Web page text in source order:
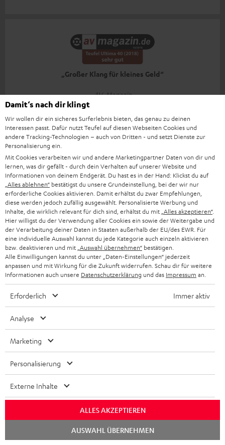
„Großer Klang für kleines Geld“
AV-Magazin
Mehr...
Zubehör
Notwendiges Zubehör
Bitte prüfe, ob benötigte Verbindungskabel im
Lieferumfang enthalten sind.
DENON DRA-900H
Receiver der Spitzenklasse mit
145 Watt pro Kanal an 6 Ohm,
USB-Playback sowie weitere
analoge und digitale
Eingänge, 6 HDMI-Eingänge
Letzter niedrigster Preis
899,‐€UVP
34,99€
Damit‘s nach dir klingt
Wir wollen dir ein sicheres Surferlebnis bieten, das genau zu deinen
Interessen passt. Dafür nutzt Teufel auf diesen Webseiten Cookies und
andere Tracking-Technologien – auch von Dritten - und setzt Dienste zur
Personalisierung ein.
Mit Cookies verarbeiten wir und andere Marketingpartner Daten von dir und
lernen, was dir gefällt - durch dein Verhalten auf unserer Website und
Informationen von deinem Endgerät. Du hast es in der Hand: Klickst du auf
„Alles ablehnen“ bestätigst du unsere Grundeinstellung, bei der wir nur
erforderliche Cookies aktivieren. Damit erhältst du zwar Empfehlungen,
diese werden jedoch zufällig ausgewählt. Personalisierte Werbung und
Inhalte, die wirklich relevant für dich sind, erhältst du mit „Alles akzeptieren“.
Hier willigst du der Verwendung aller Cookies ein sowie der Weitergabe und
der Verarbeitung deiner Daten in Staaten außerhalb der EU/des EWR. Für
eine individuelle Auswahl kannst du jede Kategorie auch einzeln aktivieren
bzw. deaktivieren und mit „Auswahl übernehmen“ bestätigen.
Alle Einwilligungen kannst du unter „Daten-Einstellungen“ jederzeit
anpassen und mit Wirkung für die Zukunft widerrufen. Schau dir für weitere
Informationen auch unsere Datenschutzerklärung und das Impressum an.
Erforderlich Immer aktiv
Analyse
Marketing
Personalisierung
Externe Inhalte
ALLES AKZEPTIEREN
AUSWAHL ÜBERNEHMEN